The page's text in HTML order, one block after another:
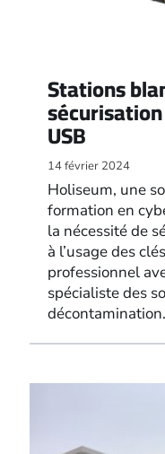
Stations
USB
14 février 2024
Holiseum, une
formation en
la nécessité de
à l’usage des
professionnel
spécialiste des